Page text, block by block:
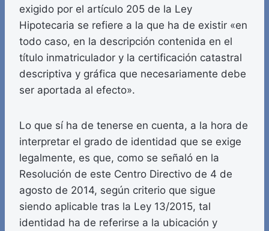
exigido por el artículo 205 de la Ley
Hipotecaria se refiere a la que ha de existir «en
todo caso, en la descripción contenida en el
título inmatriculador y la certificación catastral
descriptiva y gráfica que necesariamente debe
ser aportada al efecto».
Lo que sí ha de tenerse en cuenta, a la hora de
interpretar el grado de identidad que se exige
legalmente, es que, como se señaló en la
Resolución de este Centro Directivo de 4 de
agosto de 2014, según criterio que sigue
siendo aplicable tras la Ley 13/2015, tal
identidad ha de referirse a la ubicación y